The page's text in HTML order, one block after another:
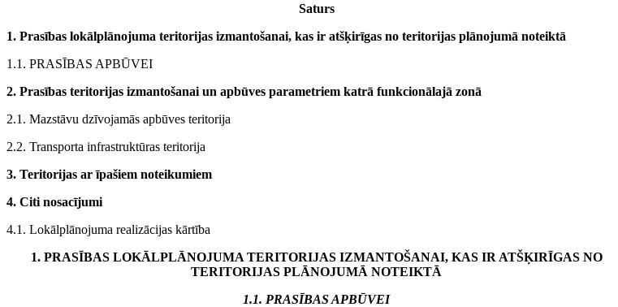
Saturs
1. Prasības lokālplānojuma teritorijas izmantošanai, kas ir atšķirīgas no teritorijas plānojumā noteiktā
1.1. PRASĪBAS APBŪVEI
2. Prasības teritorijas izmantošanai un apbūves parametriem katrā funkcionālajā zonā
2.1. Mazstāvu dzīvojamās apbūves teritorija
2.2. Transporta infrastruktūras teritorija
3. Teritorijas ar īpašiem noteikumiem
4. Citi nosacījumi
4.1. Lokālplānojuma realizācijas kārtība
1. PRASĪBAS LOKĀLPLĀNOJUMA TERITORIJAS IZMANTOŠANAI, KAS IR ATŠĶIRĪGAS NO
TERITORIJAS PLĀNOJUMĀ NOTEIKTĀ
1.1. PRASĪBAS APBŪVEI